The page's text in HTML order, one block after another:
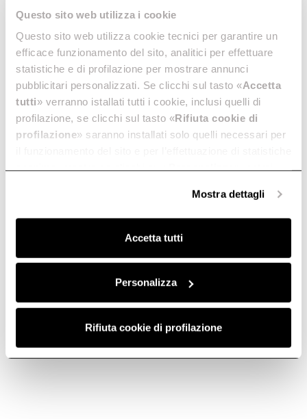
Questo sito web utilizza i cookie
Questo sito web utilizza cookie tecnici per garantire un
efficace funzionamento del sito, analitici per effettuare
statistiche e di profilazione per mostrare annunci
pubblicitari personalizzati. Se clicchi sul tasto «Accetta
tutti» verranno istallati tutti i cookie, inclusi quelli di
profilazione, se clicchi sul tasto «Rifiuta cookie di
profilazione» saranno installati solo quelli necessari per
anonime, mentre se clicchi su «Personalizza», potrai
Clicca quiper visualizzare la cookie policy.
Mostra dettagli
Accetta tutti
Personalizza
Rifiuta cookie di profilazione